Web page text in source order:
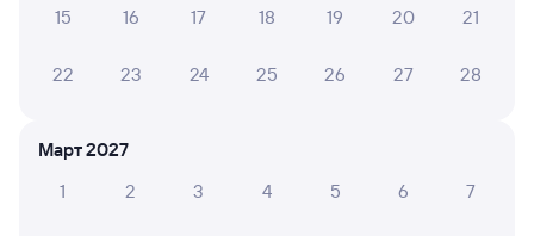
НАТАЛЬЯ Ч.
Фото некачественные, поэтому не загружаю. Поезд
доброжелательные. Персонал внимательный.
15 16 17 18 19 20 21
22 23 24 25 26 27 28
Март 2027
1
2 3 4 5 6 7